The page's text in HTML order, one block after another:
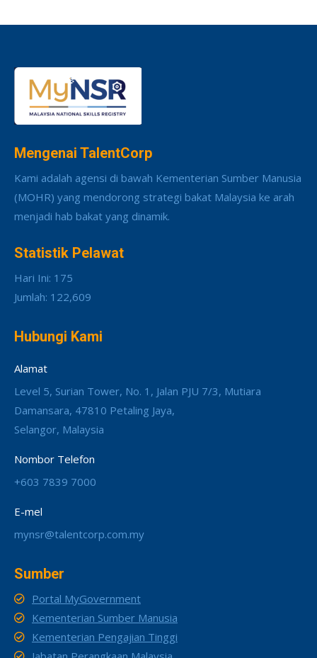
Mengenai TalentCorp
Kami adalah agensi di bawah Kementerian Sumber Manusia
(MOHR) yang mendorong strategi bakat Malaysia ke arah
menjadi hab bakat yang dinamik.
Statistik Pelawat
Hari Ini: 175
Jumlah: 122,609
Hubungi Kami
Alamat
Level 5, Surian Tower, No. 1, Jalan PJU 7/3, Mutiara
Damansara, 47810 Petaling Jaya,
Selangor, Malaysia
Nombor Telefon
+603 7839 7000
E-mel
mynsr@talentcorp.com.my
Sumber
Portal MyGovernment
Kementerian Sumber Manusia
Kementerian Pengajian Tinggi